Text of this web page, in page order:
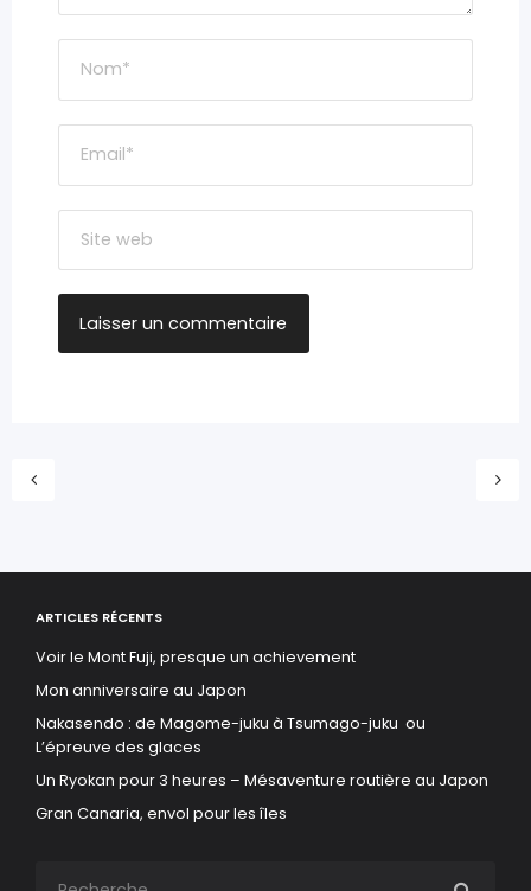
ARTICLES RÉCENTS
Voir le Mont Fuji, presque un achievement
Mon anniversaire au Japon
Nakasendo : de Magome-juku à Tsumago-juku ou
L’épreuve des glaces
Un Ryokan pour 3 heures – Mésaventure routière au Japon
Gran Canaria, envol pour les îles